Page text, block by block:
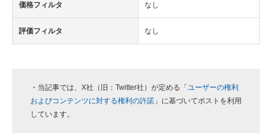
価格フィルタ なし
評価フィルタ なし
・当記事では、X社（旧：Twitter社）が定める「 ユーザーの権利
およびコンテンツに対する権利の許諾 」に基づいてポストを利用
しています。